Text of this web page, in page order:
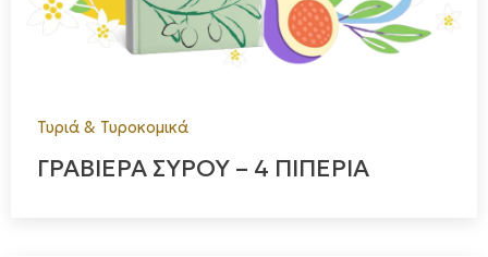
Τυριά & Τυροκομικά
ΓΡΑΒΙΕΡΑ ΣΥΡΟΥ – 4 ΠΙΠΕΡΙΑ